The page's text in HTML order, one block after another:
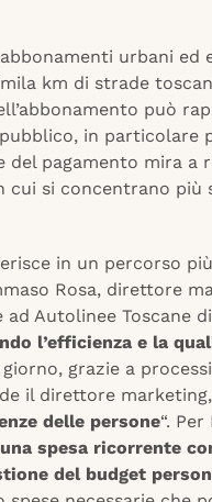
urbani ed
km di strade
può
in particolare
del pagamento mira
cui si concentrano più
in un percorso
Rosa, direttore
ad Autolinee Toscane
l’efficienza e la
grazie a
il direttore marketing,
delle persone“.
una spesa ricorrente
del budget